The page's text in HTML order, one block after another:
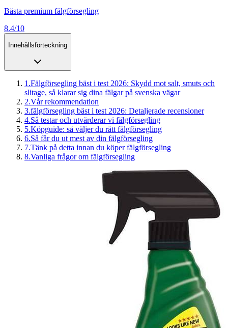
Bästa premium fälgförsegling
8.4/10
Innehållsförteckning
1 .Fälgförsegling bäst i test 2026: Skydd mot salt, smuts och
slitage, så klarar sig dina fälgar på svenska vägar
2.Vår rekommendation
3.fälgförsegling bäst i test 2026: Detaljerade recensioner
4.Så testar och utvärderar vi fälgförsegling
5.Köpguide: så väljer du rätt fälgförsegling
6.Så får du ut mest av din fälgförsegling
7.Tänk på detta innan du köper fälgförsegling
8.Vanliga frågor om fälgförsegling